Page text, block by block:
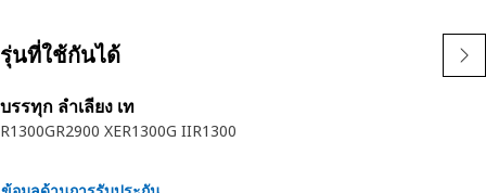
• ทนความร้อนได้ดี
• ได้รับการออกแบบมาเพื่อป้องกันความเสียหายของสายไฟหรือ
สายเคเบิล
• ปกป้องจากการขัดสี การสั่นสะเทือน และการสึกหรอประเภทอื่น
รุ่นที่ใช้กันได้
บรรทุก ลำเลียง เท
R1300GR2900 XER1300G IIR1300